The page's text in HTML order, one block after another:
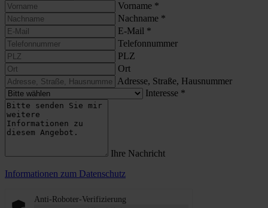
Vorname *
Nachname *
E-Mail *
Telefonnummer
PLZ
Ort
Adresse, Straße, Hausnummer
Interesse *
Ihre Nachricht
Informationen zum Datenschutz
Anti-Roboter-Verifizierung